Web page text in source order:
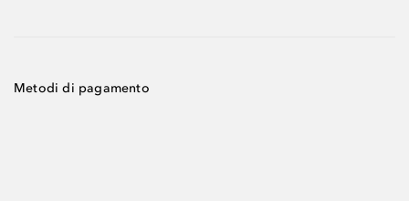
Metodi di pagamento